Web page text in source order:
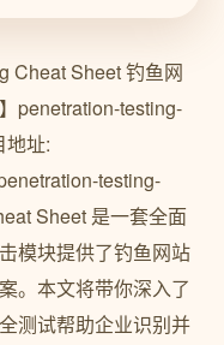
Cheat Sheet 钓鱼网
penetration-testing-
地址:
testing-
Sheet 是一套全面
模块提供了钓鱼网站
。本文将带你深入了
测试帮助企业识别并